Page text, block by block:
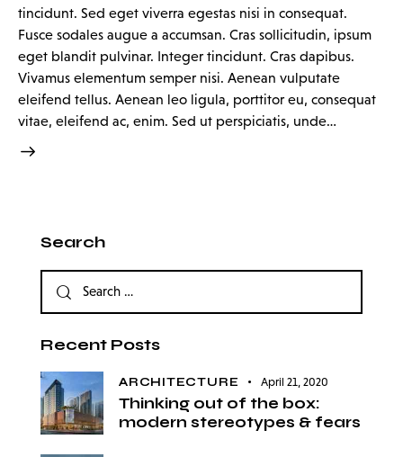
tincidunt. Sed eget viverra egestas nisi in consequat.
Fusce sodales augue a accumsan. Cras sollicitudin, ipsum
eget blandit pulvinar. Integer tincidunt. Cras dapibus.
Vivamus elementum semper nisi. Aenean vulputate
eleifend tellus. Aenean leo ligula, porttitor eu, consequat
vitae, eleifend ac, enim. Sed ut perspiciatis, unde…
Search
Recent Posts
ARCHITECTURE April 21, 2020
Thinking out of the box:
modern stereotypes & fears